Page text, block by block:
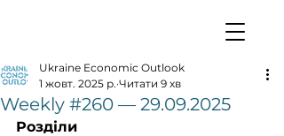
Weekly #260 — 29.09.2025
Ukraine Economic Outlook
1 жовт. 2025 р. Читати 9 хв
Розділи